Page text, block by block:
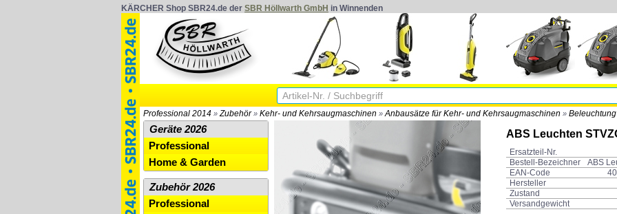
KÄRCHER Shop SBR24.de der SBR Höllwarth GmbH in Winnenden
Professional 2014 » Zubehör» Kehr- und Kehrsaugmaschinen » Anbausätze für Kehr- und Kehrsaugmaschinen » Beleuchtung
ABS Leuchten
Ersatzteil-Nr.
Bestell-Bezeichner
ABS
EAN-Code
Hersteller
Zustand
Versandgewicht
Geräte 2026
Professional
Home & Garden
Zubehör 2026
Professional